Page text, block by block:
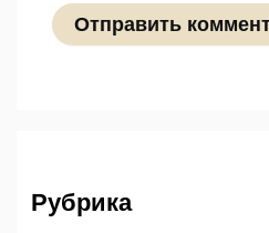
Рубрика